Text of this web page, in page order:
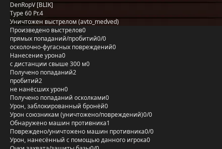
DenRopV [BLIK]
Type 60 Pr.4
Уничтожен выстрелом (avto_medved)
Произведено выстрелов0
прямых попаданий/пробитий0/0
осколочно-фугасных повреждений0
Нанесение урона0
с дистанции свыше 300 м0
Получено попаданий2
пробитий2
не нанёсших урон0
Получено попаданий осколками0
Урон, заблокированный бронёй0
Урон союзникам (уничтожено/повреждений)0/0
Обнаружено машин противника1
Повреждено/уничтожено машин противника0/0
Урон, нанесённый с помощью данного игрока0